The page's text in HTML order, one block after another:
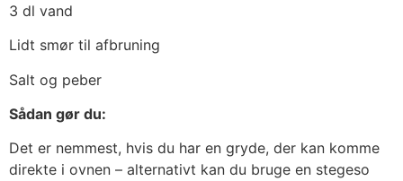
3 dl vand
Lidt smør til afbruning
Salt og peber
Sådan gør du:
Det er nemmest, hvis du har en gryde, der kan komme
direkte i ovnen – alternativt kan du bruge en stegeso